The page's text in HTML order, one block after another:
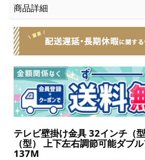
商品詳細
テレビ壁掛け金具 32インチ（
（型） 上下左右調節可能ダブ
137M